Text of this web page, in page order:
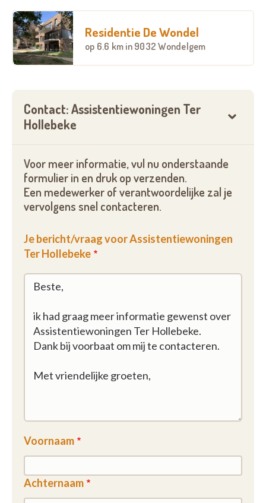
Een ruime slaapkamer;
Een volledig ingerichte badkamer met aangepaste
wastafel, toilet en zitdouche zonder instaprand;
Gratis Wi-Fi;
een wasserette die gebruikt kan worden door alle
bewoners.
Residentie De Wondel
op 6.6 km in 9032 Wondelgem
Contact: Assistentiewoningen Ter
Hollebeke
Voor meer informatie, vul nu onderstaande
formulier in en druk op verzenden.
Een medewerker of verantwoordelijke zal je
vervolgens snel contacteren.
Je bericht/vraag voor Assistentiewoningen
Ter Hollebeke
Voornaam
Achternaam